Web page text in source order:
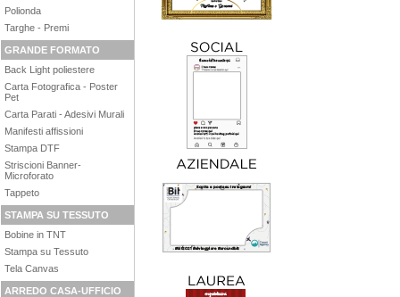
Polionda
Targhe - Premi
GRANDE FORMATO
Back Light poliestere
Carta Fotografica - Poster
Pet
Carta Parati - Adesivi Murali
Manifesti affissioni
Stampa DTF
Striscioni Banner-
Microforato
Tappeto
STAMPA SU TESSUTO
Bobine in TNT
Stampa su Tessuto
Tela Canvas
ARREDO CASA-UFFICIO